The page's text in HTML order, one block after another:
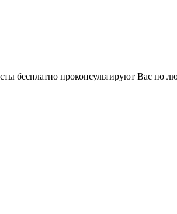
бесплатно проконсультируют Вас